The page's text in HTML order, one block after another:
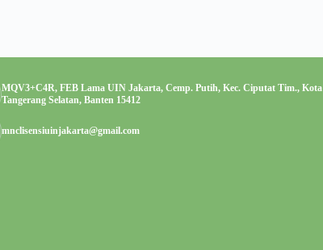
MQV3+C4R, FEB Lama UIN Jakarta, Cemp. Putih, Kec. Ciputat Tim., Kota
Tangerang Selatan, Banten 15412
mnclisensiuinjakarta@gmail.com